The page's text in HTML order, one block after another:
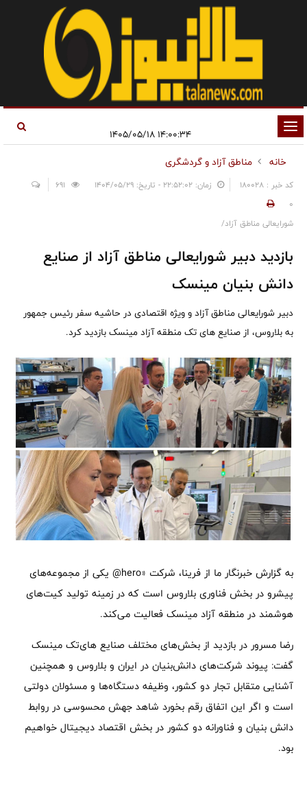
تغییر
وضعیت
ناوبری
خانه
مناطق آزاد و گردشگری
کد خبر : 180028 زمان: ۲۲:۵۲:۰۲ - تاریخ: ۱۴۰۴/۰۵/۲۹
0
شورایعالی مناطق آزاد/
بازدید دبیر شورایعالی مناطق آزاد از صنایع
دانش بنیان مینسک
دبیر شورایعالی مناطق آزاد و ویژه اقتصادی در حاشیه سفر رئیس جمهور
به بلاروس، از صنایع های تک منطقه آزاد مینسک بازدید کرد.
به گزارش خبرنگار ما از فرینا، شرکت «hero@ یکی از مجموعه‌های
پیشرو در بخش فناوری بلاروس است که در زمینه تولید کیت‌های
هوشمند در منطقه آزاد مینسک فعالیت می‌کند.
رضا مسرور در بازدید از بخش‌های مختلف صنایع های‌تک مینسک
گفت: پیوند شرکت‌های دانش‌بنیان در ایران و بلاروس و همچنین
آشنایی متقابل تجار دو کشور، وظیفه دستگاه‌ها و مسئولان دولتی
است و اگر این اتفاق رقم بخورد شاهد جهش محسوسی در روابط
دانش بنیان و فناورانه دو کشور در بخش اقتصاد دیجیتال خواهیم
بود.